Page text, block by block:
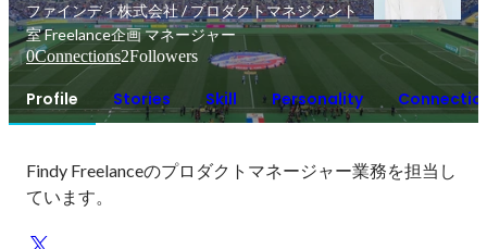
ファインディ株式会社 / プロダクトマネジメント
室 Freelance企画 マネージャー
0Connections2Followers
Profile Stories Skill Personality
Findy Freelanceのプロダクトマネージャー業務を担当し
ています。